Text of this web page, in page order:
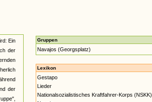
Ein
der
der
Gruppen
Navajos (Georgsplatz)
Lexikon
Gestapo
Lieder
Nationalsozialistisches Kraftfahrer-Korps (NSKK)